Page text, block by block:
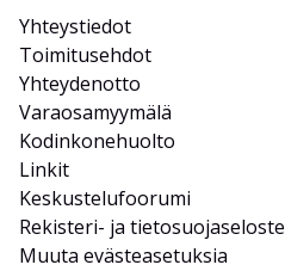
Yhteystiedot
Toimitusehdot
Yhteydenotto
Varaosamyymälä
Kodinkonehuolto
Linkit
Keskustelufoorumi
Rekisteri- ja tietosuojaseloste
Muuta evästeasetuksia